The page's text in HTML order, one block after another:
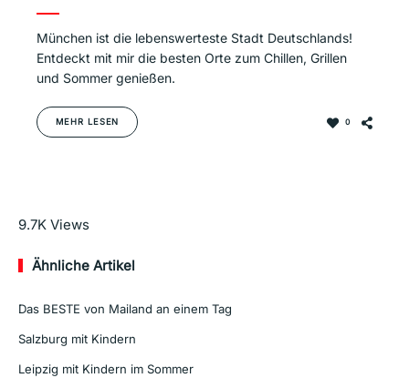
München ist die lebenswerteste Stadt Deutschlands!
Entdeckt mit mir die besten Orte zum Chillen, Grillen
und Sommer genießen.
MEHR LESEN 0
Mehr lesen
9.7K Views
Ähnliche Artikel
Das BESTE von Mailand an einem Tag
Salzburg mit Kindern
Leipzig mit Kindern im Sommer